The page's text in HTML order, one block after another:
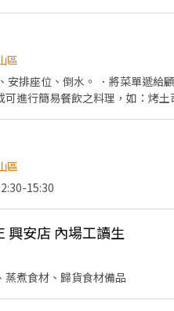
區
安排座位、倒水。 ．將菜單遞給
進行簡易餐飲之料理，如：烤
。
區
15:30
興安店 內場工讀生
煮食材、歸貨食材備品